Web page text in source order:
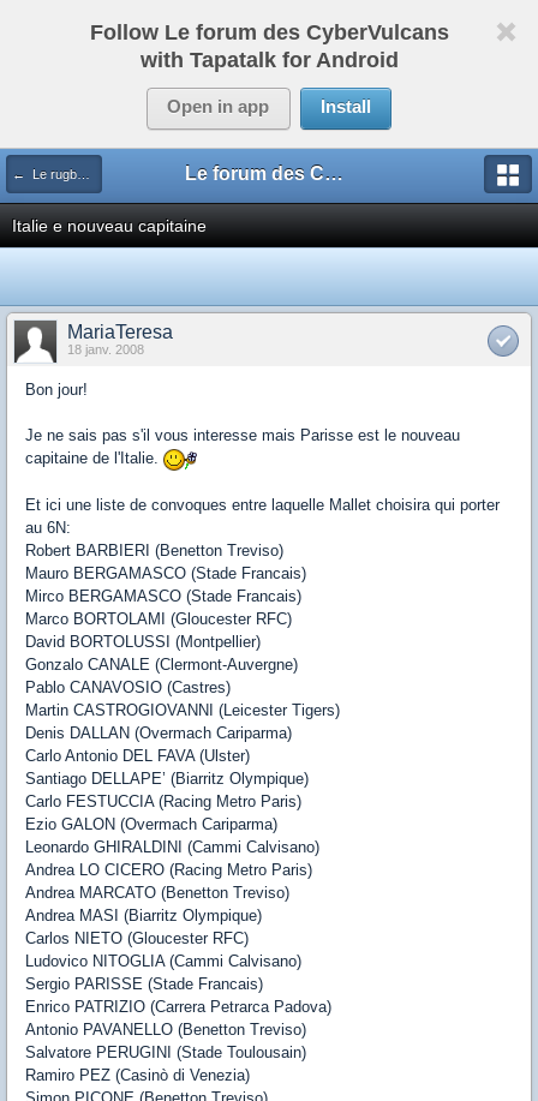
Follow Le forum des CyberVulcans
with Tapatalk for Android
Open in app Install
← Le rugby international Le forum des CyberVulcans
Italie e nouveau capitaine
MariaTeresa
18 janv. 2008
Bon jour!
Je ne sais pas s'il vous interesse mais Parisse est le nouveau
capitaine de l'Italie.
Et ici une liste de convoques entre laquelle Mallet choisira qui porter
au 6N:
Robert BARBIERI (Benetton Treviso)
Mauro BERGAMASCO (Stade Francais)
Mirco BERGAMASCO (Stade Francais)
Marco BORTOLAMI (Gloucester RFC)
David BORTOLUSSI (Montpellier)
Gonzalo CANALE (Clermont-Auvergne)
Pablo CANAVOSIO (Castres)
Martin CASTROGIOVANNI (Leicester Tigers)
Denis DALLAN (Overmach Cariparma)
Carlo Antonio DEL FAVA (Ulster)
Santiago DELLAPE’ (Biarritz Olympique)
Carlo FESTUCCIA (Racing Metro Paris)
Ezio GALON (Overmach Cariparma)
Leonardo GHIRALDINI (Cammi Calvisano)
Andrea LO CICERO (Racing Metro Paris)
Andrea MARCATO (Benetton Treviso)
Andrea MASI (Biarritz Olympique)
Carlos NIETO (Gloucester RFC)
Ludovico NITOGLIA (Cammi Calvisano)
Sergio PARISSE (Stade Francais)
Enrico PATRIZIO (Carrera Petrarca Padova)
Antonio PAVANELLO (Benetton Treviso)
Salvatore PERUGINI (Stade Toulousain)
Ramiro PEZ (Casinò di Venezia)